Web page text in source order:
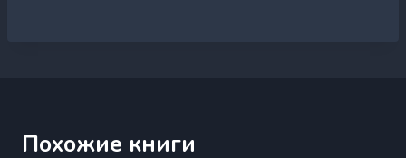
Похожие книги